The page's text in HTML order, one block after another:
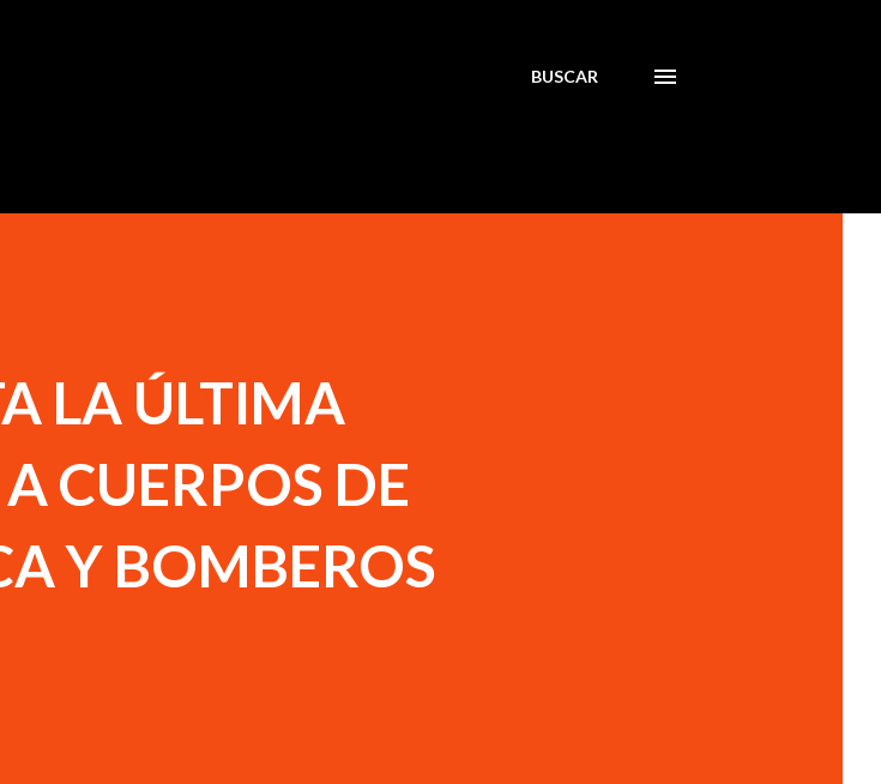
BUSCAR
LA ÚLTIMA
CUERPOS DE
Y BOMBEROS